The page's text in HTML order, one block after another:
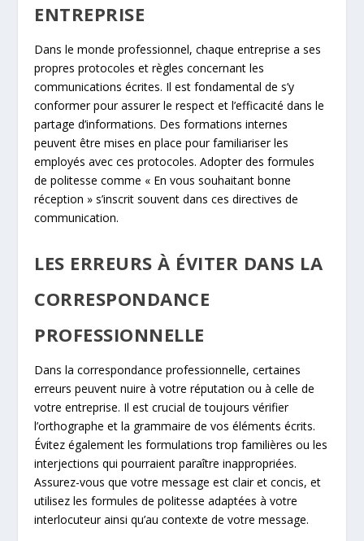
ENTREPRISE
Dans le monde professionnel, chaque entreprise a ses
propres protocoles et règles concernant les
communications écrites. Il est fondamental de s’y
conformer pour assurer le respect et l’efficacité dans le
partage d’informations. Des formations internes
peuvent être mises en place pour familiariser les
employés avec ces protocoles. Adopter des formules
de politesse comme « En vous souhaitant bonne
réception » s’inscrit souvent dans ces directives de
communication.
LES ERREURS À ÉVITER DANS LA
CORRESPONDANCE
PROFESSIONNELLE
Dans la correspondance professionnelle, certaines
erreurs peuvent nuire à votre réputation ou à celle de
votre entreprise. Il est crucial de toujours vérifier
l’orthographe et la grammaire de vos éléments écrits.
Évitez également les formulations trop familières ou les
interjections qui pourraient paraître inappropriées.
Assurez-vous que votre message est clair et concis, et
utilisez les formules de politesse adaptées à votre
interlocuteur ainsi qu’au contexte de votre message.